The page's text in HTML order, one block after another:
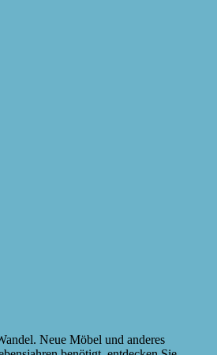
Neue Möbel und anderes